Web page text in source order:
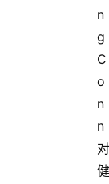
n
g
C
o
n
n
对
健